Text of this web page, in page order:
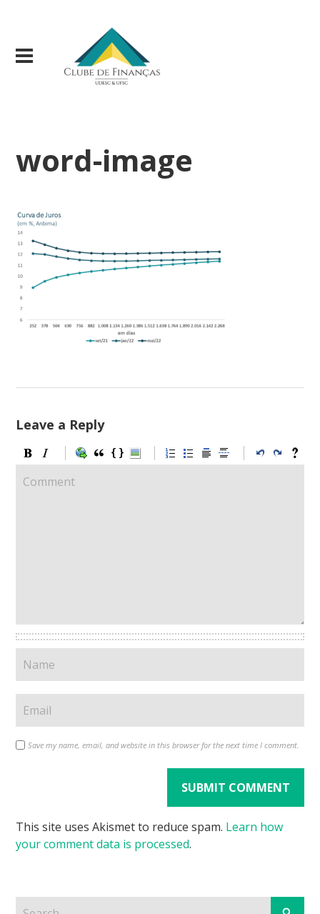
word-image
Leave a Reply
Save my name, email, and website in this browser for the next time I comment.
This site uses Akismet to reduce spam. Learn how
your comment data is processed.